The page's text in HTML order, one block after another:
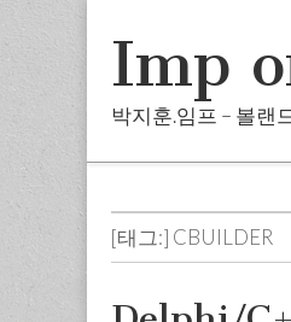
Imp
박지훈.임프 – 볼랜
menu
[태그:] CBUILDER